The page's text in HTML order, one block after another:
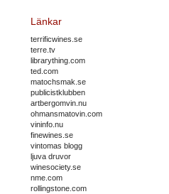
Länkar
terrificwines.se
terre.tv
librarything.com
ted.com
matochsmak.se
publicistklubben
artbergomvin.nu
ohmansmatovin.com
vininfo.nu
finewines.se
vintomas blogg
ljuva druvor
winesociety.se
nme.com
rollingstone.com